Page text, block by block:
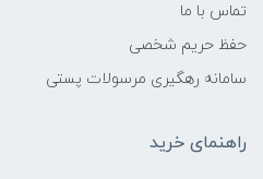
تماس با ما
حفظ حریم شخصی
سامانه رهگیری مرسولات پستی
راهنمای خرید